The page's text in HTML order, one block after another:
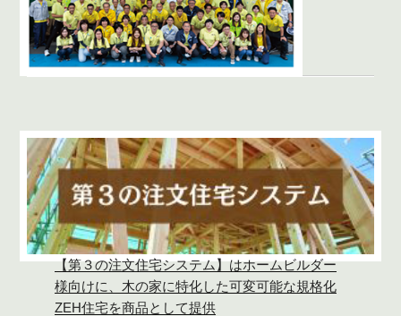
【第３の注文住宅システム】はホームビルダー
様向けに、木の家に特化した可変可能な規格化
ZEH住宅を商品として提供